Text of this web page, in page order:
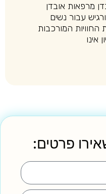
מרפאות אובדן
עבור נשים
המורכבות
אינו
פרטים: